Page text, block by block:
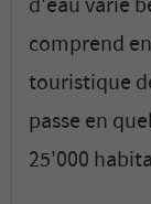
comprend
touristique
passe en
25'000